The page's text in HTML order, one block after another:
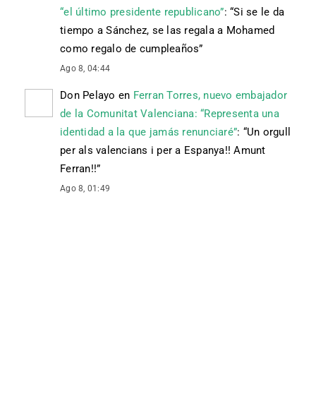
“el último presidente republicano”: “Si se le da
tiempo a Sánchez, se las regala a Mohamed
como regalo de cumpleaños”
Ago 8, 04:44
Don Pelayo en Ferran Torres, nuevo embajador
de la Comunitat Valenciana: “Representa una
identidad a la que jamás renunciaré”: “Un orgull
per als valencians i per a Espanya!! Amunt
Ferran!!”
Ago 8, 01:49